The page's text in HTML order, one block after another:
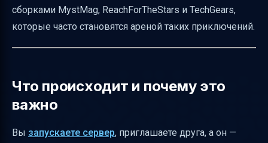
Что делать, если друга выкидывает с
Итог
сборками MystMag, ReachForTheStars и TechGears,
которые часто становятся ареной таких приключений.
Что происходит и почему это
важно
Вы запускаете сервер, приглашаете друга, а он —